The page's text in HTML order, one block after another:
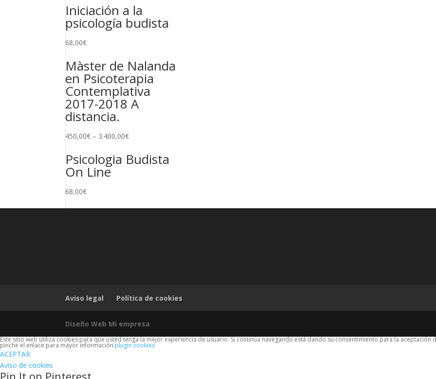
Iniciación a la
psicología budista
68,00€
Màster de Nalanda
en Psicoterapia
Contemplativa
2017-2018 A
distancia.
450,00€ – 3.400,00€
Psicologia Budista
On Line
68,00€
Aviso legal Política de cookies
Diseño Web Mi empresa
Este sitio web utiliza cookies para que usted tenga la mejor experiencia de usuario. Si continúa navegando está dando su consentimiento para la
pinche el enlace para mayor información.plugin cookies
ACEPTAR
Aviso de cookies